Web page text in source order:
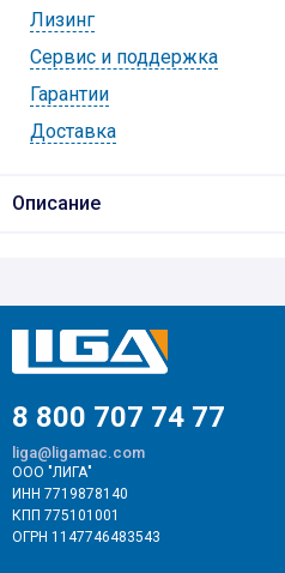
Лизинг
Cервис и поддержка
Гарантии
Доставка
Описание
8 800 707 74 77
liga@ligamac.com
ООО "ЛИГА"
ИНН 7719878140
КПП 775101001
ОГРН 1147746483543